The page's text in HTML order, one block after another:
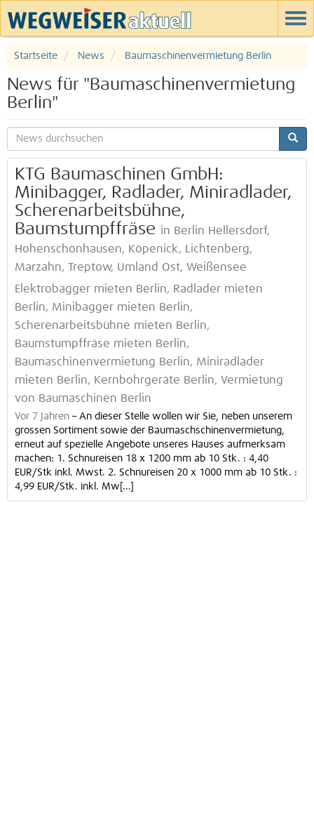
Startseite News Baumaschinenvermietung Berlin
News für "Baumaschinenvermietung
Berlin"
KTG Baumaschinen GmbH:
Minibagger, Radlader, Miniradlader,
Scherenarbeitsbühne,
Baumstumpffräse in Berlin Hellersdorf,
Hohenschönhausen, Köpenick, Lichtenberg,
Marzahn, Treptow, Umland Ost, Weißensee
Elektrobagger mieten Berlin, Radlader mieten
Berlin, Minibagger mieten Berlin,
Scherenarbeitsbühne mieten Berlin,
Baumstumpffräse mieten Berlin,
Baumaschinenvermietung Berlin, Miniradlader
mieten Berlin, Kernbohrgeräte Berlin, Vermietung
von Baumaschinen Berlin
Vor 7 Jahren – An dieser Stelle wollen wir Sie, neben unserem
grossen Sortiment sowie der Baumaschschinenvermietung,
erneut auf spezielle Angebote unseres Hauses aufmerksam
machen: 1. Schnureisen 18 x 1200 mm ab 10 Stk. : 4,40
EUR/Stk inkl. Mwst. 2. Schnureisen 20 x 1000 mm ab 10 Stk. :
4,99 EUR/Stk. inkl. Mw[...]